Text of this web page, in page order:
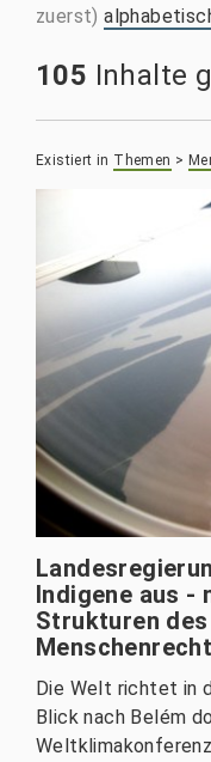
zuerst)
105 Inhalte
Existiert in Themen >
Indigene aus -
Strukturen
Die Welt richtet in
Blick nach Belém